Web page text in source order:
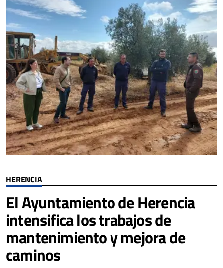
HERENCIA
El Ayuntamiento de Herencia
intensifica los trabajos de
mantenimiento y mejora de
caminos